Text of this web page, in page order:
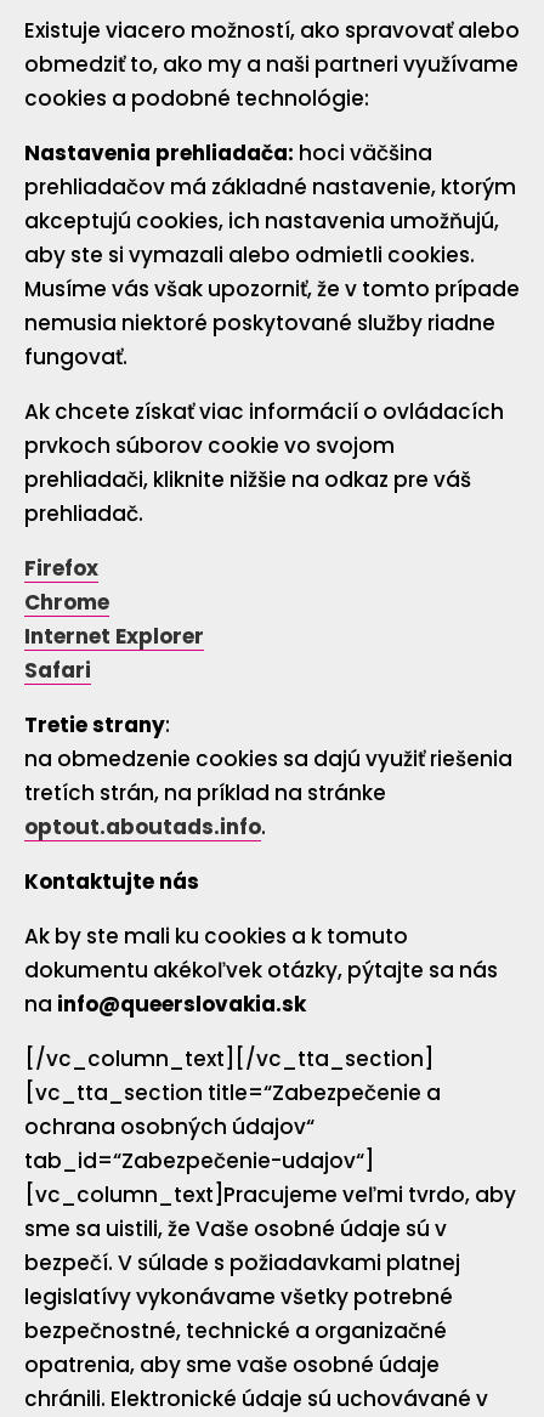
Existuje viacero možností, ako spravovať alebo
obmedziť to, ako my a naši partneri využívame
cookies a podobné technológie:
Nastavenia prehliadača: hoci väčšina
prehliadačov má základné nastavenie, ktorým
akceptujú cookies, ich nastavenia umožňujú,
aby ste si vymazali alebo odmietli cookies.
Musíme vás však upozorniť, že v tomto prípade
nemusia niektoré poskytované služby riadne
fungovať.
Ak chcete získať viac informácií o ovládacích
prvkoch súborov cookie vo svojom
prehliadači, kliknite nižšie na odkaz pre váš
prehliadač.
Firefox
Chrome
Internet Explorer
Safari
Tretie strany:
na obmedzenie cookies sa dajú využiť riešenia
tretích strán, na príklad na stránke
optout.aboutads.info.
Kontaktujte nás
Ak by ste mali ku cookies a k tomuto
dokumentu akékoľvek otázky, pýtajte sa nás
na info@queerslovakia.sk
[/vc_column_text][/vc_tta_section]
[vc_tta_section title=“Zabezpečenie a
ochrana osobných údajov“
tab_id=“Zabezpečenie-udajov“]
[vc_column_text]Pracujeme veľmi tvrdo, aby
sme sa uistili, že Vaše osobné údaje sú v
bezpečí. V súlade s požiadavkami platnej
legislatívy vykonávame všetky potrebné
bezpečnostné, technické a organizačné
opatrenia, aby sme vaše osobné údaje
chránili. Elektronické údaje sú uchovávané v